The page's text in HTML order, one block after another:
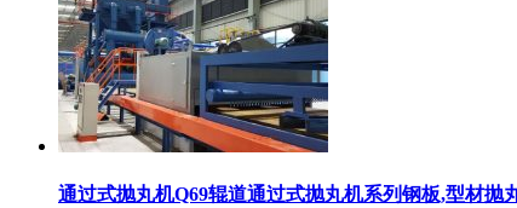
通过式抛丸机Q69辊道通过式抛丸机系列钢板,型材抛